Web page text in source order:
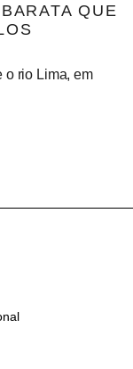
QUE
o rio Lima, em